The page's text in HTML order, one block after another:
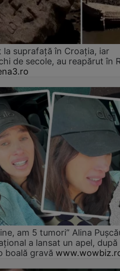
la suprafață în Croația, iar
de secole, au reapărut în
am 5 tumori” Alina
a lansat un apel, după
boală gravă